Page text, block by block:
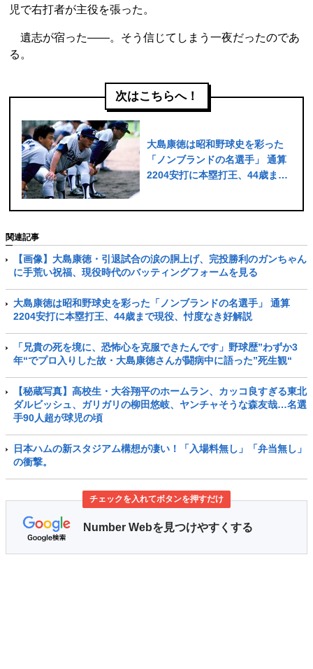
児で右打者が主役を張った。
遺志が宿った――。そう信じてしまう一夜だったのであ
る。
次はこちらへ！
大島康徳は昭和野球史を彩った
「ノンブランドの名選手」 通算
2204安打に本塁打王、44歳まで
関連記事
【画像】大島康徳・引退試合の涙の胴上げ、完投勝利のガンちゃん
に手荒い祝福、現役時代のバッティングフォームを見る
大島康徳は昭和野球史を彩った「ノンブランドの名選手」 通算
2204安打に本塁打王、44歳まで現役、忖度なき好解説
「兄貴の死を境に、恐怖心を克服できたんです」野球歴”わずか3
年“でプロ入りした故・大島康徳さんが闘病中に語った”死生観“
【秘蔵写真】高校生・大谷翔平のホームラン、カッコ良すぎる東北
ダルビッシュ、ガリガリの柳田悠岐、ヤンチャそうな森友哉…名選
手90人超が球児の頃
日本ハムの新スタジアム構想が凄い！「入場料無し」「弁当無し」
の衝撃。
チェックを入れてボタンを押すだけ
Number Webを見つけやすくする